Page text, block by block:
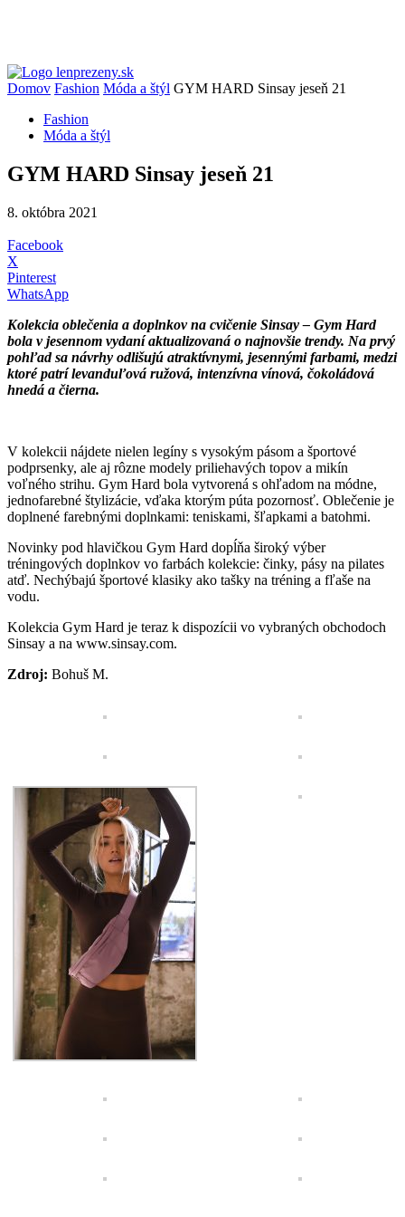
Domov Fashion Móda a štýl GYM HARD Sinsay jeseň 21
Fashion
Móda a štýl
GYM HARD Sinsay jeseň 21
8. októbra 2021
Facebook
X
Pinterest
WhatsApp
Kolekcia oblečenia a doplnkov na cvičenie Sinsay – Gym Hard
bola v jesennom vydaní aktualizovaná o najnovšie trendy. Na prvý
pohľad sa návrhy odlišujú atraktívnymi, jesennýmifarbami, medzi
ktoré patrí levanduľová ružová, intenzívna vínová, čokoládová
hnedá a čierna.
V kolekcii nájdete nielen legíny s vysokým pásom a športové
podprsenky, ale aj rôzne modely priliehavých topov a mikín
voľného strihu. Gym Hard bola vytvorená s ohľadom na módne,
jednofarebné štylizácie, vďaka ktorým púta pozornosť. Oblečenie je
doplnené farebnými doplnkami: teniskami, šľapkami a batohmi.
Novinky pod hlavičkou Gym Hard dopĺňa široký výber
tréningových doplnkov vo farbách kolekcie: činky, pásy na pilates
atď. Nechýbajú športové klasiky ako tašky na tréning a fľaše na
vodu.
Kolekcia Gym Hard je teraz k dispozícii vo vybraných obchodoch
Sinsay a na www.sinsay.com.
Zdroj: Bohuš M.